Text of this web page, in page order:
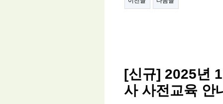
[신규] 2025년
사 사전교육 안